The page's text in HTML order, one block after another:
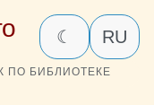
☾ RU
ПО БИБЛИОТЕКЕ